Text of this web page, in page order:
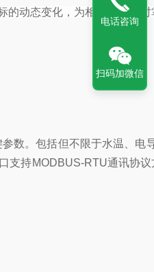
的动态变化，为相关部门及
数。包括但不限于水温、电
支持MODBUS-RTU通讯协
电话咨询
扫码加微信